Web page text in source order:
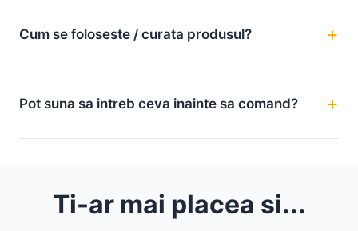
Cum se foloseste / curata produsul?
Pot suna sa intreb ceva inainte sa comand?
Ti-ar mai placea si...